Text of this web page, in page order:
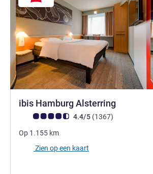
ibis Hamburg Alsterring
Avis-klantbeoordeling (ALL beoordeling)
4.4/5 (1367beoordelingen
)
Op 1.155 km
Zien op een kaart